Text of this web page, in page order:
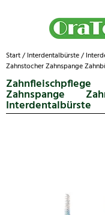
Start/ Interdentalbürste/
Zahnstocher Zahnspange
Zahnspange
Interdentalbürste